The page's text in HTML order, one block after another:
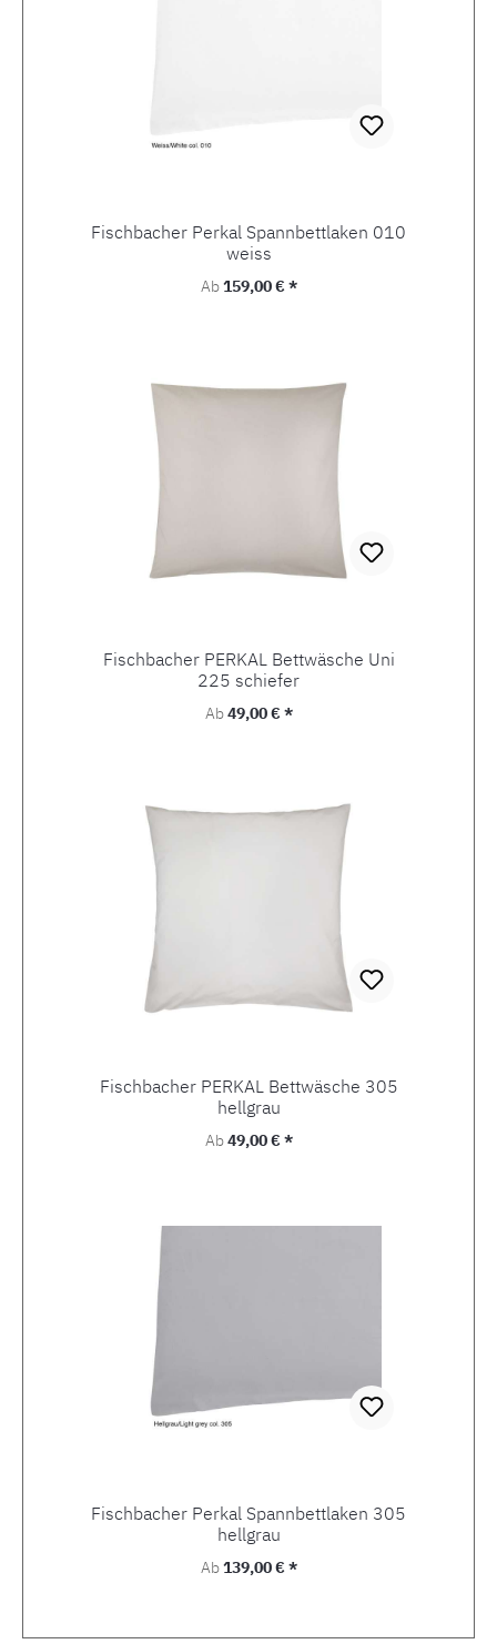
Fischbacher Perkal Spannbettlaken 010
weiss
Regulärer Preis:
Ab159,00 € *
Fischbacher PERKAL Bettwäsche Uni
225 schiefer
Regulärer Preis:
Ab49,00 € *
Fischbacher PERKAL Bettwäsche 305
hellgrau
Regulärer Preis:
Ab49,00 € *
Fischbacher Perkal Spannbettlaken 305
hellgrau
Regulärer Preis:
Ab139,00 € *